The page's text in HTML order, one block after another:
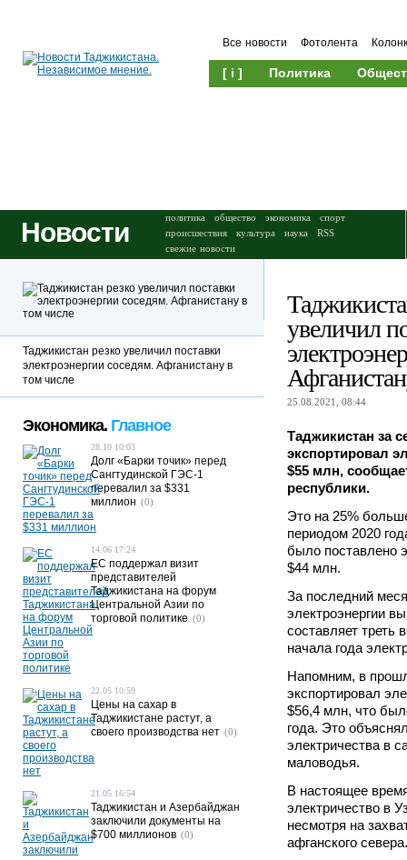
Все новости Фотолента
[ i ] Политика
Новости политика общество экономика
спорт
происшествия
культура наука
RSS
свежие новости
увеличил
25.08.2021, 08:44
Таджикистан за
экспортировал
$55 млн,
республики.
Это на 25%
периодом 2020
было поставлено
$44 млн.
За последний
электроэнергии
составляет треть
начала года
Напомним, в
экспортировал
$56,4 млн, что
года. Это
электричества в
маловодья.
В настоящее
электричество в
несмотря на
афганского севера.
Таджикистан резко увеличил поставки
электроэнергии соседям. Афганистану в
том числе
Экономика. Главное
28.10 10:03
Долг «Барки точик» перед
Сангтудинской ГЭС-1
перевалил за $331
миллион (0)
14.06 17:24
ЕС поддержал визит
представителей
Таджикистана на форум
Центральной Азии по
торговой политике (0)
22.05 10:59
Цены на сахар в
Таджикистане растут, а
своего производства нет (0)
21.05 16:54
Таджикистан и Азербайджан
заключили документы на
$700 миллионов (0)